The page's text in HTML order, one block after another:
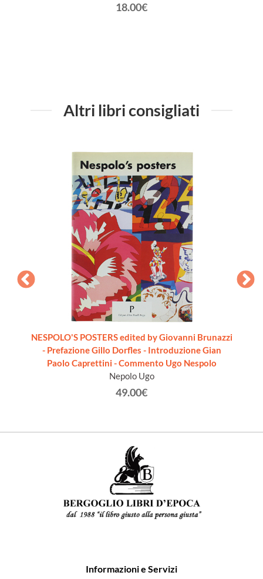
18.00€
Altri libri consigliati
NESPOLO'S POSTERS edited by Giovanni Brunazzi
- Prefazione Gillo Dorfles - Introduzione Gian
Paolo Caprettini - Commento Ugo Nespolo
Nepolo Ugo
49.00€
Informazioni e Servizi